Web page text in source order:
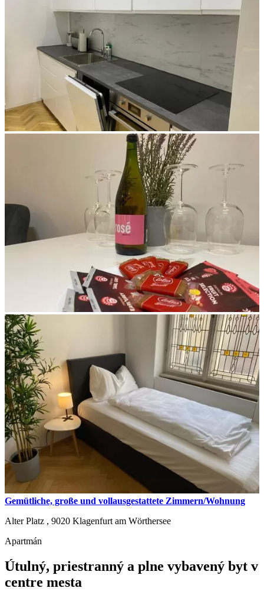
Gemütliche, große und vollausgestattete Zimmern/Wohnung
Alter Platz , 9020 Klagenfurt am Wörthersee
Apartmán
Útulný, priestranný a plne vybavený byt v
centre mesta